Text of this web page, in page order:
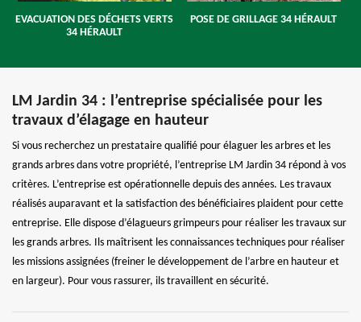
EVACUATION DES DÉCHETS VERTS
34 HÉRAULT
POSE DE GRILLAGE 34 HÉRAULT
LM Jardin 34 : l’entreprise spécialisée pour les
travaux d’élagage en hauteur
Si vous recherchez un prestataire qualifié pour élaguer les arbres et les
grands arbres dans votre propriété, l’entreprise LM Jardin 34 répond à vos
critères. L’entreprise est opérationnelle depuis des années. Les travaux
réalisés auparavant et la satisfaction des bénéficiaires plaident pour cette
entreprise. Elle dispose d’élagueurs grimpeurs pour réaliser les travaux sur
les grands arbres. Ils maîtrisent les connaissances techniques pour réaliser
les missions assignées (freiner le développement de l’arbre en hauteur et
en largeur). Pour vous rassurer, ils travaillent en sécurité.